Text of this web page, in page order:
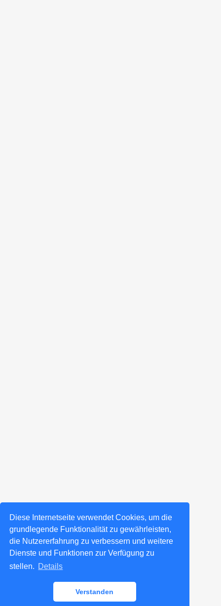
Diese Internetseite verwendet Cookies, um die
grundlegende Funktionalität zu gewährleisten,
die Nutzererfahrung zu verbessern und weitere
Dienste und Funktionen zur Verfügung zu
stellen. Details
Verstanden